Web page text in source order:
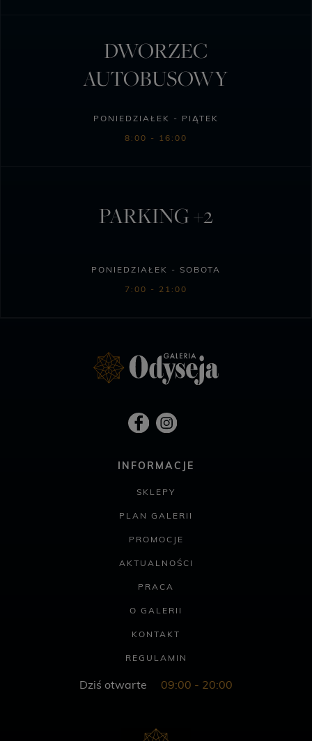
DWORZEC
AUTOBUSOWY
PONIEDZIAŁEK - PIĄTEK
8:00 - 16:00
PARKING +2
PONIEDZIAŁEK - SOBOTA
7:00 - 21:00
INFORMACJE
SKLEPY
PLAN GALERII
PROMOCJE
AKTUALNOŚCI
PRACA
O GALERII
KONTAKT
REGULAMIN
Dziś otwarte 09:00 - 20:00